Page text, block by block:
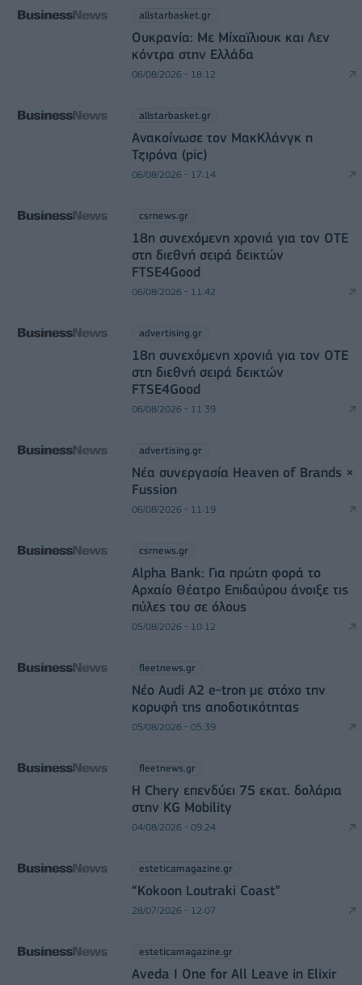
allstarbasket.gr
Ουκρανία: Με Μίχαϊλιουκ και Λεν
κόντρα στην Ελλάδα
06/08/2026 - 18:12
allstarbasket.gr
Ανακοίνωσε τον ΜακΚλάνγκ η
Τζιρόνα (pic)
06/08/2026 - 17:14
csrnews.gr
18η συνεχόμενη χρονιά για τον ΟΤΕ
στη διεθνή σειρά δεικτών
FTSE4Good
06/08/2026 - 11:42
advertising.gr
18η συνεχόμενη χρονιά για τον ΟΤΕ
στη διεθνή σειρά δεικτών
FTSE4Good
06/08/2026 - 11:39
advertising.gr
Νέα συνεργασία Heaven of Brands ×
Fussion
06/08/2026 - 11:19
csrnews.gr
Alpha Bank: Για πρώτη φορά το
Αρχαίο Θέατρο Επιδαύρου άνοιξε τις
πύλες του σε όλους
05/08/2026 - 10:12
fleetnews.gr
Νέο Audi A2 e-tron με στόχο την
κορυφή της αποδοτικότητας
05/08/2026 - 05:39
fleetnews.gr
Η Chery επενδύει 75 εκατ. δολάρια
στην KG Mobility
04/08/2026 - 09:24
esteticamagazine.gr
“Kokoon Loutraki Coast”
28/07/2026 - 12:07
esteticamagazine.gr
Aveda I One for All Leave in Elixir